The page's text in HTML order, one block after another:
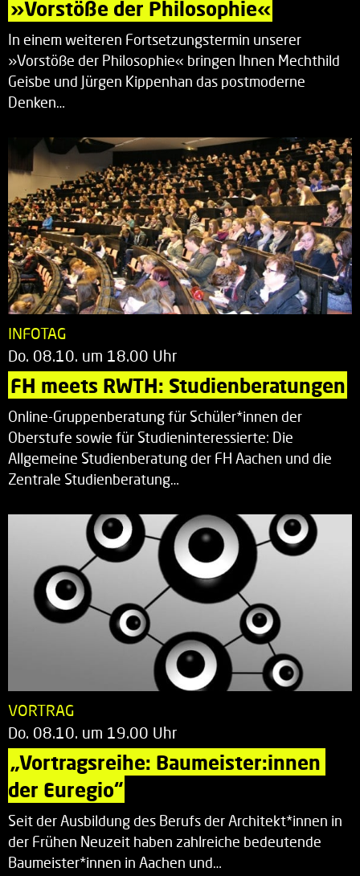
»Vorstöße der Philosophie«
In einem weiteren Fortsetzungstermin unserer
»Vorstöße der Philosophie« bringen Ihnen Mechthild
Geisbe und Jürgen Kippenhan das postmoderne
Denken…
INFOTAG
Do. 08.10. um 18.00 Uhr
FH meets RWTH: Studienberatungen
Online-Gruppenberatung für Schüler*innen der
Oberstufe sowie für Studieninteressierte: Die
Allgemeine Studienberatung der FH Aachen und die
Zentrale Studienberatung…
VORTRAG
Do. 08.10. um 19.00 Uhr
„Vortragsreihe: Baumeister:innen
der Euregio“
Seit der Ausbildung des Berufs der Architekt*innen in
der Frühen Neuzeit haben zahlreiche bedeutende
Baumeister*innen in Aachen und…